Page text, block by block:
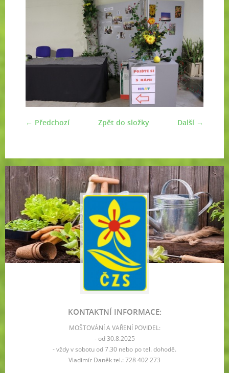
← Předchozí Další →
Zpět do složky
KONTAKTNÍ INFORMACE:
MOŠTOVÁNÍ A VAŘENÍ POVIDEL:
- od 30.8.2025
- vždy v sobotu od 7.30 nebo po tel. dohodě.
Vladimír Daněk tel.: 728 402 273